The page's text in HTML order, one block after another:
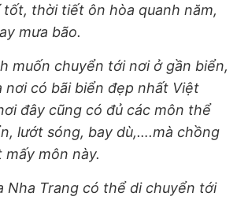
thời tiết ôn hòa quanh năm,
mưa bão.
muốn chuyển tới nơi ở gần biển,
nơi có bãi biển đẹp nhất Việt
đây cũng có đủ các môn thể
lướt sóng, bay dù,….mà chồng
môn này.
Nha Trang có thể di chuyển tới